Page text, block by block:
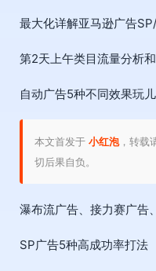
最大化详解亚马逊广告
第2天上午类目流量分析
自动广告5种不同效果玩
本文首发于 小红泡，转载
切后果自负。
瀑布流广告、接力赛广告
SP广告5种高成功率打法